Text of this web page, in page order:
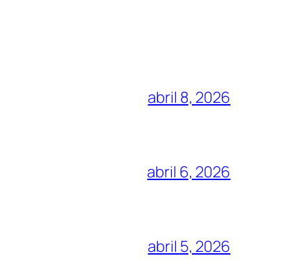
abril 8, 2026
abril 6, 2026
abril 5, 2026